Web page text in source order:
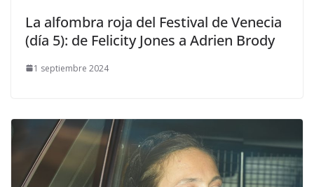
​La alfombra roja del Festival de Venecia
(día 5): de Felicity Jones a Adrien Brody
1 septiembre 2024